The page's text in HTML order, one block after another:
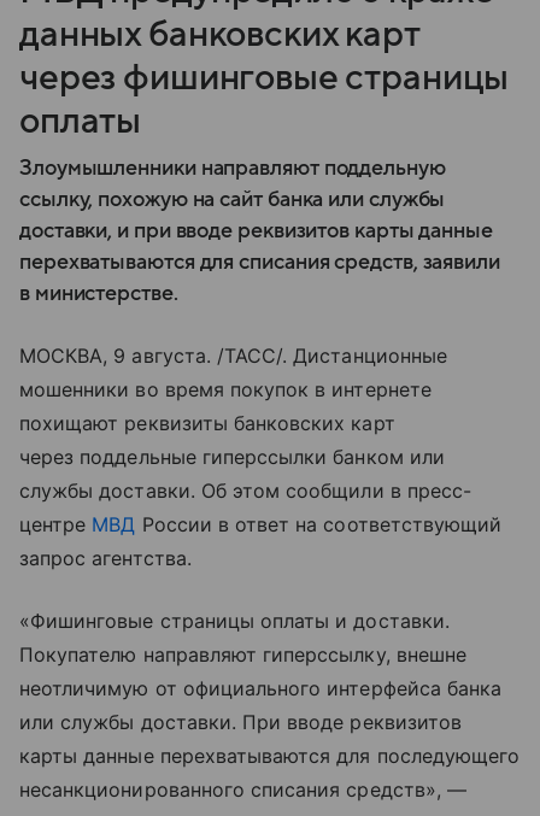
данных банковских карт
через фишинговые страницы
оплаты
Злоумышленники направляют поддельную
ссылку, похожую на сайт банка или службы
доставки, и при вводе реквизитов карты данные
перехватываются для списания средств, заявили
в министерстве.
МОСКВА, 9 августа. /ТАСС/. Дистанционные
мошенники во время покупок в интернете
похищают реквизиты банковских карт
через поддельные гиперссылки банком или
службы доставки. Об этом сообщили в пресс-
центре МВД России в ответ на соответствующий
запрос агентства.
«Фишинговые страницы оплаты и доставки.
Покупателю направляют гиперссылку, внешне
неотличимую от официального интерфейса банка
или службы доставки. При вводе реквизитов
карты данные перехватываются для последующего
несанкционированного списания средств», —